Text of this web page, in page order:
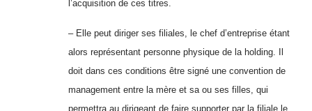
l’acquisition de ces titres.
– Elle peut diriger ses filiales, le chef d’entreprise étant
alors représentant personne physique de la holding. Il
doit dans ces conditions être signé une convention de
management entre la mère et sa ou ses filles, qui
permettra au dirigeant de faire supporter par la filiale le